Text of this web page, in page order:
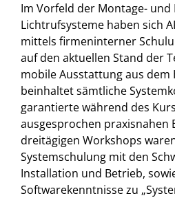
Im Vorfeld der Montage-
Lichtrufsysteme haben sich
mittels firmeninterner
auf den aktuellen Stand der
mobile Ausstattung aus dem
beinhaltet sämtliche
garantierte während des
ausgesprochen praxisnahen
dreitägigen Workshops
Systemschulung mit den
Installation und Betrieb,
Softwarekenntnisse zu